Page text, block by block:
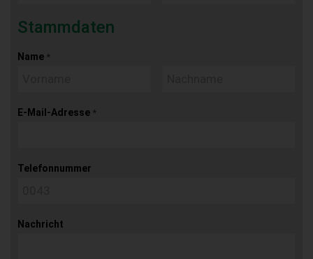
Stammdaten
Name *
E-Mail-Adresse *
Telefonnummer
Nachricht